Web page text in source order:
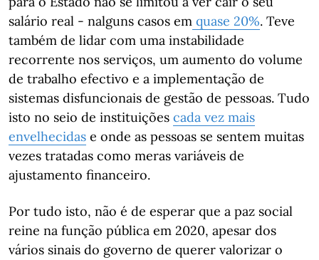
salário real - nalguns casos em quase 20%. Teve
também de lidar com uma instabilidade
recorrente nos serviços, um aumento do volume
de trabalho efectivo e a implementação de
sistemas disfuncionais de gestão de pessoas. Tudo
isto no seio de instituições cada vez mais
envelhecidas e onde as pessoas se sentem muitas
vezes tratadas como meras variáveis de
ajustamento financeiro.
Por tudo isto, não é de esperar que a paz social
reine na função pública em 2020, apesar dos
vários sinais do governo de querer valorizar o